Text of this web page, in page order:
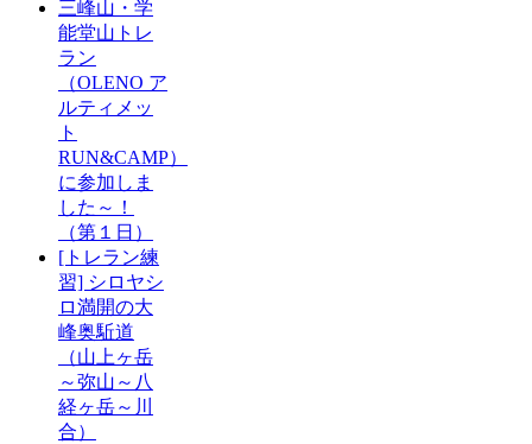
三峰山・学
能堂山トレ
ラン
（OLENO ア
ルティメッ
ト
RUN&CAMP）
に参加しま
した～！
（第１日）
[トレラン練
習] シロヤシ
ロ満開の大
峰奥駈道
（山上ヶ岳
～弥山～八
経ヶ岳～川
合）